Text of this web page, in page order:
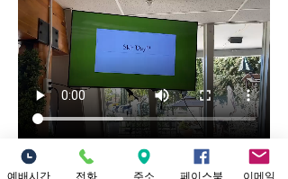
0
예배시간 전화 주소 페이스북 이메일